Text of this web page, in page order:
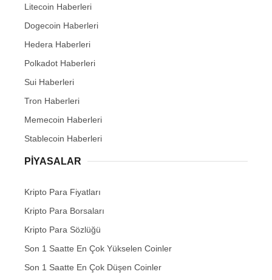
Litecoin Haberleri
Dogecoin Haberleri
Hedera Haberleri
Polkadot Haberleri
Sui Haberleri
Tron Haberleri
Memecoin Haberleri
Stablecoin Haberleri
PIYASALAR
Kripto Para Fiyatları
Kripto Para Borsaları
Kripto Para Sözlüğü
Son 1 Saatte En Çok Yükselen Coinler
Son 1 Saatte En Çok Düşen Coinler